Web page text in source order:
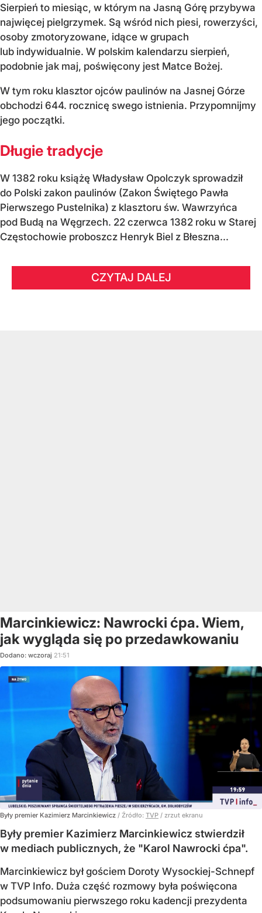
Sierpień to miesiąc, w którym na Jasną Górę przybywa
najwięcej pielgrzymek. Są wśród nich piesi, rowerzyści,
osoby zmotoryzowane, idące w grupach
lub indywidualnie. W polskim kalendarzu sierpień,
podobnie jak maj, poświęcony jest Matce Bożej.
W tym roku klasztor ojców paulinów na Jasnej Górze
obchodzi 644. rocznicę swego istnienia. Przypomnijmy
jego początki.
Długie tradycje
W 1382 roku książę Władysław Opolczyk sprowadził
do Polski zakon paulinów (Zakon Świętego Pawła
Pierwszego Pustelnika) z klasztoru św. Wawrzyńca
pod Budą na Węgrzech. 22 czerwca 1382 roku w Starej
Częstochowie proboszcz Henryk Biel z Błeszna...
CZYTAJ DALEJ
Marcinkiewicz: Nawrocki ćpa. Wiem,
jak wygląda się po przedawkowaniu
Dodano: wczoraj 21:51
Były premier Kazimierz Marcinkiewicz / Źródło: TVP / zrzut ekranu
Były premier Kazimierz Marcinkiewicz stwierdził
w mediach publicznych, że "Karol Nawrocki ćpa".
Marcinkiewicz był gościem Doroty Wysockiej-Schnepf
w TVP Info. Duża część rozmowy była poświęcona
podsumowaniu pierwszego roku kadencji prezydenta